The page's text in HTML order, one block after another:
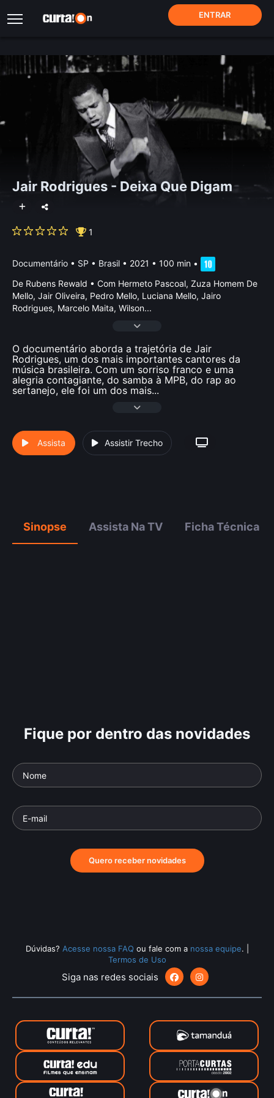
ENTRAR
Jair Rodrigues - Deixa Que Digam
1
Documentário • SP • Brasil • 2021 • 100 min •
De Rubens Rewald • Com Hermeto Pascoal, Zuza Homem De
Mello, Jair Oliveira, Pedro Mello, Luciana Mello, Jairo
Rodrigues, Marcelo Maita, Wilson...
O documentário aborda a trajetória de Jair
Rodrigues, um dos mais importantes cantores da
música brasileira. Com um sorriso franco e uma
alegria contagiante, do samba à MPB, do rap ao
sertanejo, ele foi um dos mais...
Assista Assistir Trecho
Sinopse Assista Na TV Ficha Técnica
Fique por dentro das novidades
Quero receber novidades
Dúvidas? Acesse nossa FAQ ou fale com a nossa equipe.
Termos de Uso
Siga nas redes sociais